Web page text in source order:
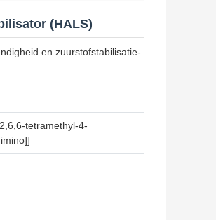
(HALS)
en zuurstofstabilisatie-
tetramethyl-4-